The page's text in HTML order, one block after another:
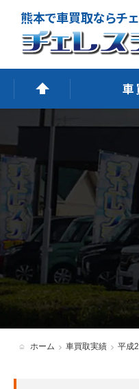
熊本で車買取ならチ
車
各
ホーム 車買取実績 平成